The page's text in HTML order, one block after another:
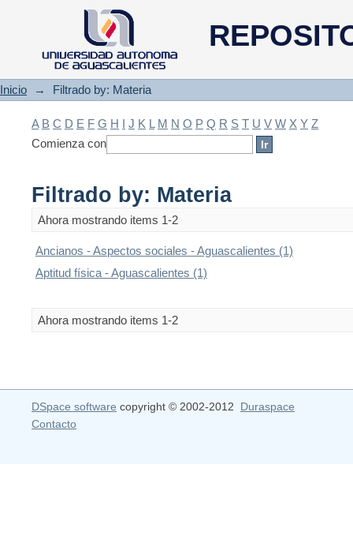
Filtrado by: Materia
Inicio → Filtrado by: Materia
A B C D E F G H I J K L M N O P Q R S T U V W X Y Z
Comienza con
Filtrado by: Materia
Ahora mostrando items 1-2
Ancianos - Aspectos sociales - Aguascalientes (1)
Aptitud física - Aguascalientes (1)
Ahora mostrando items 1-2
DSpace software copyright © 2002-2012 Duraspace
Contacto